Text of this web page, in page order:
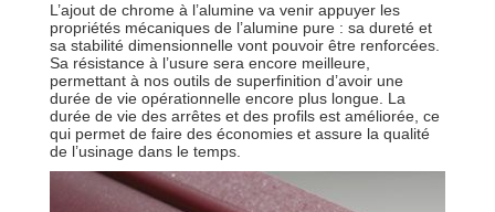
L’ajout de chrome à l’alumine va venir appuyer les
propriétés mécaniques de l’alumine pure : sa dureté et
sa stabilité dimensionnelle vont pouvoir être renforcées.
Sa résistance à l’usure sera encore meilleure,
permettant à nos outils de superfinition d’avoir une
durée de vie opérationnelle encore plus longue. La
durée de vie des arrêtes et des profils est améliorée, ce
qui permet de faire des économies et assure la qualité
de l’usinage dans le temps.